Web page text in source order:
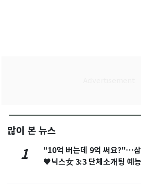
많이 본 뉴스
1
"10억 버는데 9억 써요?"…
♥닉스女 3:3 단체소개팅 예